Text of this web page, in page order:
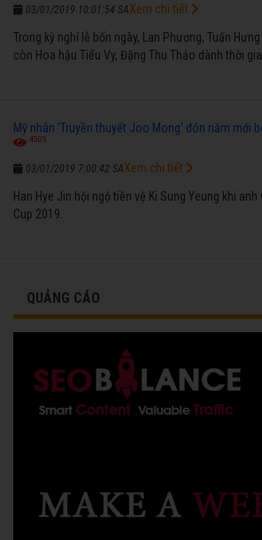
03/01/2019 10:01:54 SA
Trong kỳ nghỉ lễ bốn ngày, Lan Phương, Tuấn
còn Hoa hậu Tiểu Vy, Đặng Thu Thảo dành thời
Xem chi tiết
Mỹ nhân 'Truyền thuyết Joo Mong' đón năm mới
4505
03/01/2019 7:00:42 SA
Han Hye Jin hội ngộ tiền vệ Ki Sung Yeung khi
Cup 2019.
Xem chi tiết
QUẢNG CÁO